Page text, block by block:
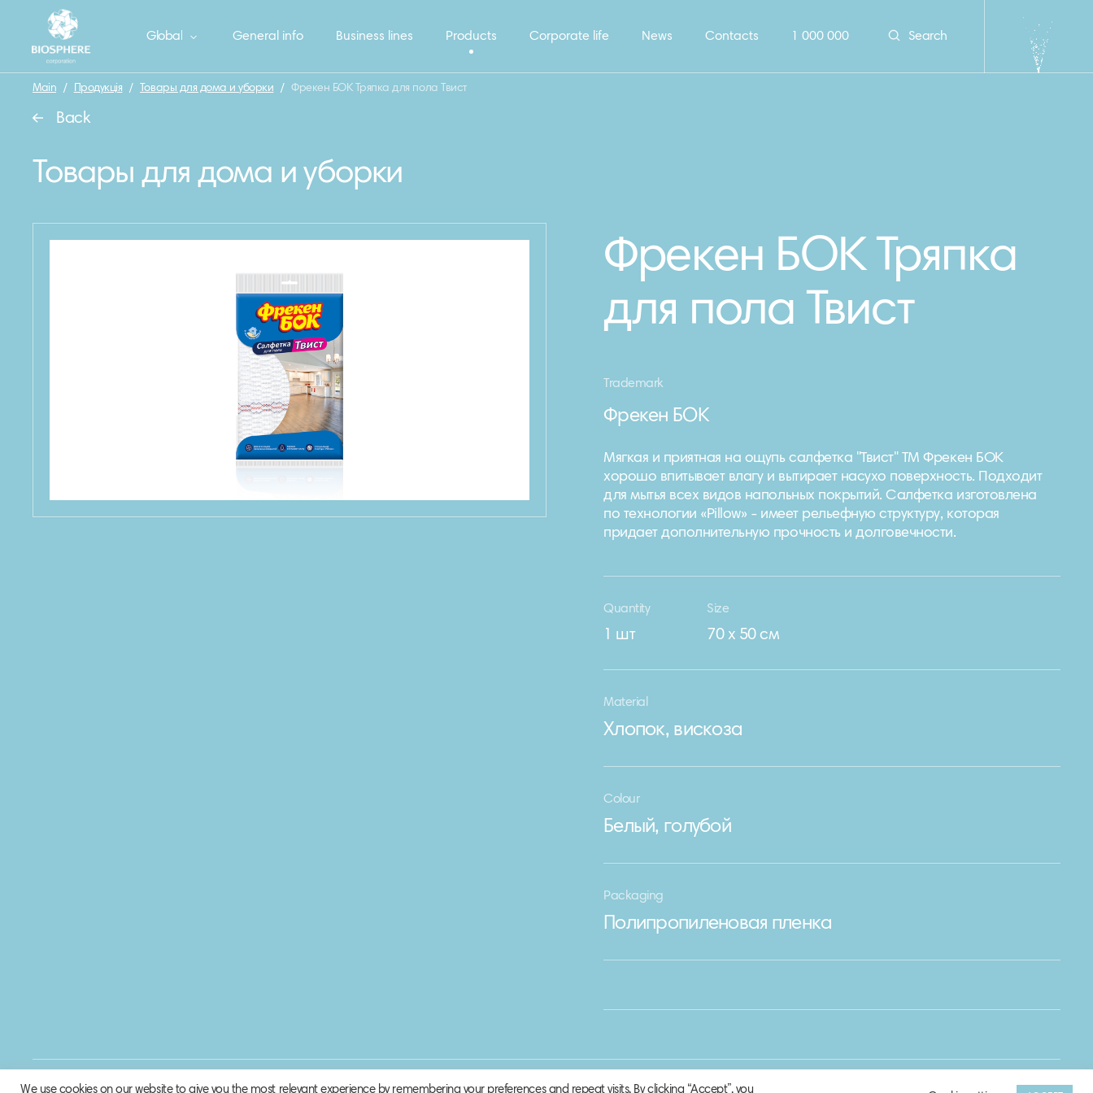
General info Business lines Products Corporate life News Contacts 1 000 000 Search
Global
Main / Продукція / Товары для дома и уборки / Фрекен БОК Тряпка для пола Твист
Back
Товары для дома и уборки
Фрекен БОК Тряпка
для пола Твист
Trademark
Фрекен БОК
Мягкая и приятная на ощупь салфетка "Твист" ТМ Фрекен БОК
хорошо впитывает влагу и вытирает насухо поверхность. Подходит
для мытья всех видов напольных покрытий. Салфетка изготовлена ​​
по технологии «Pillow» - имеет рельефную структуру, которая
придает дополнительную прочность и долговечности.
Quantity
1 шт
Size
70 х 50 см
Material
Хлопок, вискоза
Colour
Белый, голубой
Packaging
Полипропиленовая пленка
© 2020 Biosphere Corporation.
We use cookies on our website to give you the most relevant experience by remembering your preferences and repeat visits. By clicking “Accept”, you